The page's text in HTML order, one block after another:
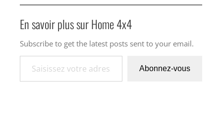
En savoir plus sur Home 4x4
Subscribe to get the latest posts sent to your email.
Saisissez votre adresse e-mail…
Abonnez-vous